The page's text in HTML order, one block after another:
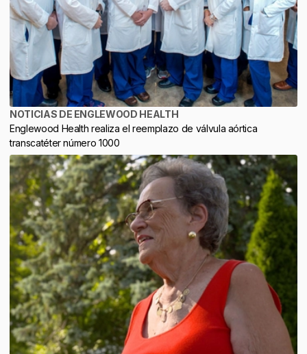
NOTICIAS DE ENGLEWOOD HEALTH
Englewood Health realiza el reemplazo de válvula aórtica
transcatéter número 1000